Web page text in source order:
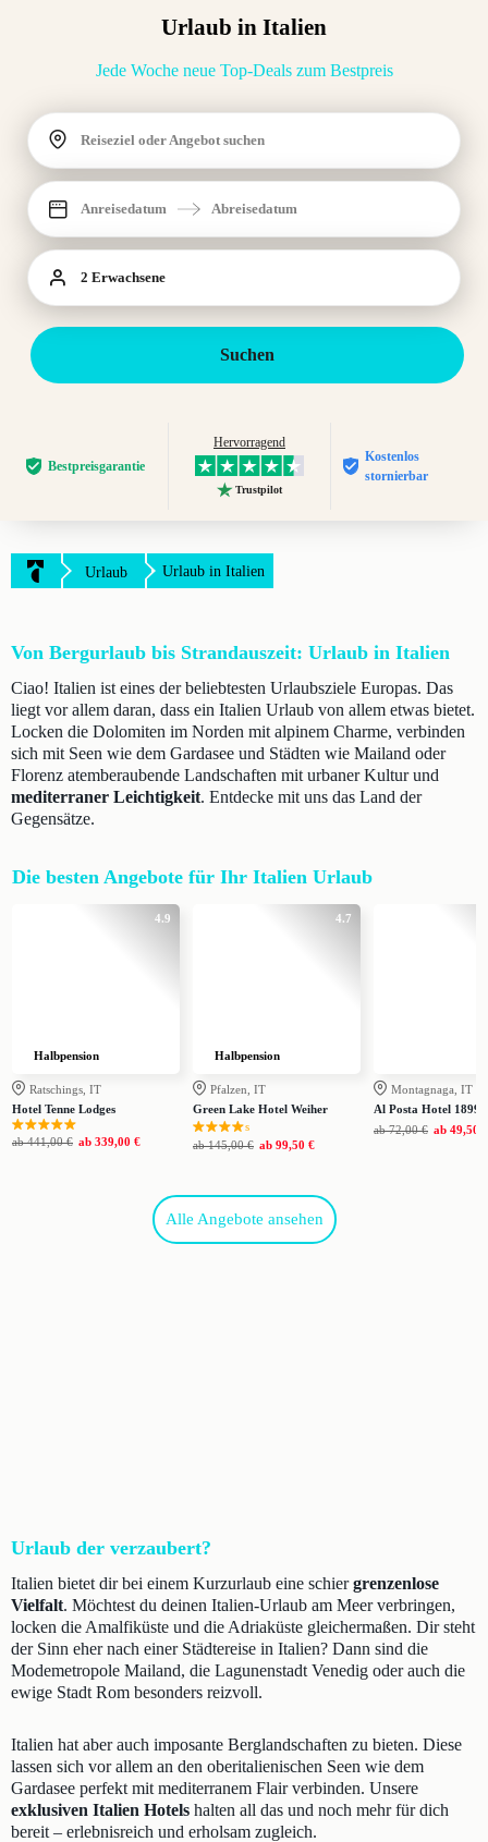
Urlaub in Italien
Jede Woche neue Top-Deals zum Bestpreis
Reiseziel oder Angebot suchen
Anreisedatum Abreisedatum
2 Erwachsene
Suchen
Bestpreis­garantie
Hervorragend
Trustpilot
Kostenlos
stornierbar
Urlaub Urlaub in Italien
Von Bergurlaub bis Strandauszeit: Urlaub in Italien
Ciao! Italien ist eines der beliebtesten Urlaubsziele Europas. Das
liegt vor allem daran, dass ein Italien Urlaub von allem etwas bietet.
Locken die Dolomiten im Norden mit alpinem Charme, verbinden
sich mit Seen wie dem Gardasee und Städten wie Mailand oder
Florenz atemberaubende Landschaften mit urbaner Kultur und
mediterraner Leichtigkeit. Entdecke mit uns das Land der
Gegensätze.
Die besten Angebote für Ihr Italien Urlaub
4.9
Halbpension
Ratschings, IT
Hotel Tenne Lodges
ab 441,00 € ab 339,00 €
4.7
Halbpension
Pfalzen, IT
Green Lake Hotel Weiher
s
ab 145,00 € ab 99,50 €
Montagnaga, IT
Al Posta Hotel 1899
ab 72,00 € ab 49,50 €
Alle Angebote ansehen
Urlaub der verzaubert?
Italien bietet dir bei einem Kurzurlaub eine schiergrenzenlose
Vielfalt. Möchtest du deinen Italien-Urlaub am Meer verbringen,
locken die Amalfiküste und die Adriaküste gleichermaßen. Dir steht
der Sinn eher nach einer Städtereise in Italien? Dann sind die
Modemetropole Mailand, die Lagunenstadt Venedig oder auch die
ewige Stadt Rom besonders reizvoll.
Italien hat aber auch imposante Berglandschaften zu bieten. Diese
lassen sich vor allem an den oberitalienischen Seen wie dem
Gardasee perfekt mit mediterranem Flair verbinden. Unsere
exklusiven Italien Hotels halten all das und noch mehr für dich
bereit – erlebnisreich und erholsam zugleich.